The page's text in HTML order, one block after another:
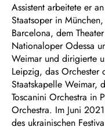
Assistent arbeitete er
Staatsoper in
Barcelona, dem
Nationaloper Odessa
Weimar und dirigierte
Leipzig, das Orchester
Staatskapelle Weimar,
Toscanini Orchestra in
Orchestra. Im Juni
des ukrainischen